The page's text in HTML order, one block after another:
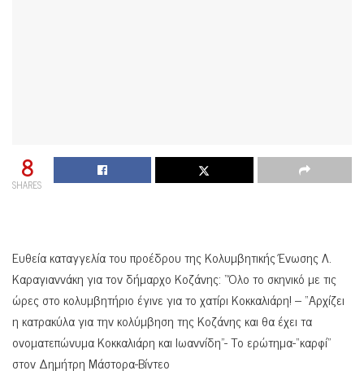
8
SHARES
Ευθεία καταγγελία του προέδρου της Κολυμβητικής Ένωσης Λ.
Καραγιαννάκη για τον δήμαρχο Κοζάνης: “Όλο το σκηνικό με τις
ώρες στο κολυμβητήριο έγινε για το χατίρι Κοκκαλιάρη! – “Αρχίζει
η κατρακύλα για την κολύμβηση της Κοζάνης και θα έχει τα
ονοματεπώνυμα Κοκκαλιάρη και Ιωαννίδη”- Το ερώτημα-“καρφί”
στον Δημήτρη Μάστορα-Βίντεο